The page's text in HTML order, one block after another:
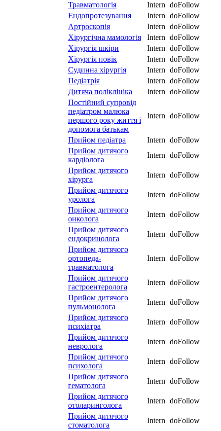
Травматологія Intern doFollow
Ендопротезування
Intern doFollow
Артроскопія
Intern doFollow
Хірургічна мамологія
Intern doFollow
Хірургія шкіри
Intern doFollow
Хірургія повік
Intern doFollow
Судинна хірургія
Intern doFollow
Педіатрія
Intern doFollow
Дитяча поліклініка
Intern doFollow
Постійний супровід
педіатром малюка
першого року життя і
допомога батькам
Intern doFollow
Прийом педіатра Intern doFollow
Прийом дитячого
кардіолога
Intern doFollow
Прийом дитячого
хірурга
Intern doFollow
Прийом дитячого
уролога
Intern doFollow
Прийом дитячого
онколога
Intern doFollow
Прийом дитячого
ендокринолога
Intern doFollow
Прийом дитячого
ортопеда-
травматолога
Intern doFollow
Прийом дитячого
гастроентеролога
Intern doFollow
Прийом дитячого
пульмонолога
Intern doFollow
Прийом дитячого
психіатра
Intern doFollow
Прийом дитячого
невролога
Intern doFollow
Прийом дитячого
психолога
Intern doFollow
Прийом дитячого
гематолога
Intern doFollow
Прийом дитячого
отоларинголога
Intern doFollow
Прийом дитячого
стоматолога
Intern doFollow